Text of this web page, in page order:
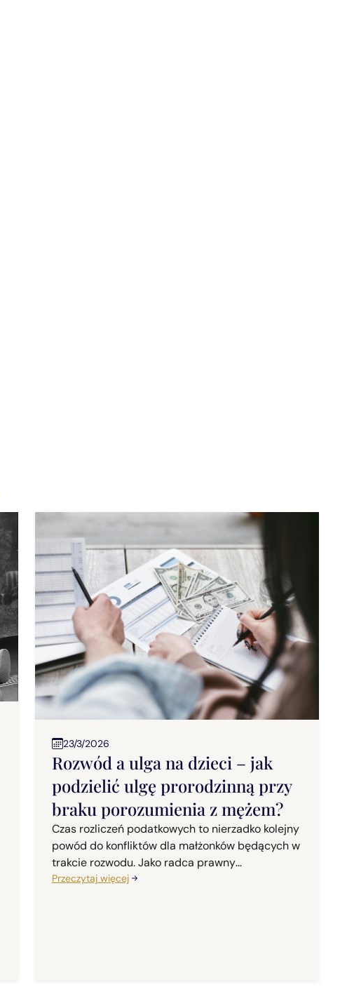
23/3/2026
Rozwód a ulga na dzieci – jak
podzielić ulgę prorodzinną przy
braku porozumienia z mężem?
Czas rozliczeń podatkowych to nierzadko kolejny
powód do konfliktów dla małżonków będących w
trakcie rozwodu. Jako radca prawny
specjalizujący się w prawie rodzinnym, w mojej
Przeczytaj więcej